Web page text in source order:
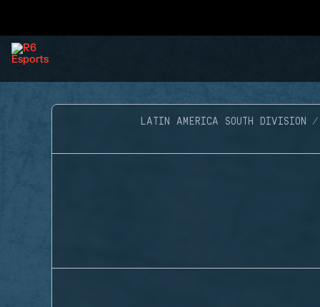
LATIN AMERICA SOUTH DIVISION